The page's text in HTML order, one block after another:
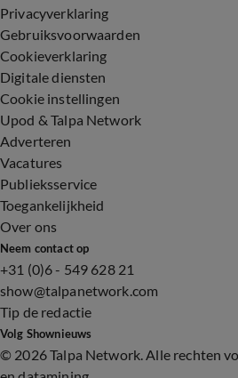
Privacyverklaring
Gebruiksvoorwaarden
Cookieverklaring
Digitale diensten
Cookie instellingen
Upod & Talpa Network
Adverteren
Vacatures
Publieksservice
Toegankelijkheid
Over ons
Neem contact op
+31 (0)6 - 549 628 21
show@talpanetwork.com
Tip de redactie
Volg Shownieuws
© 2026 Talpa Network. Alle rechten